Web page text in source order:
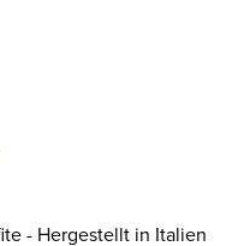
- Hergestellt in Italien